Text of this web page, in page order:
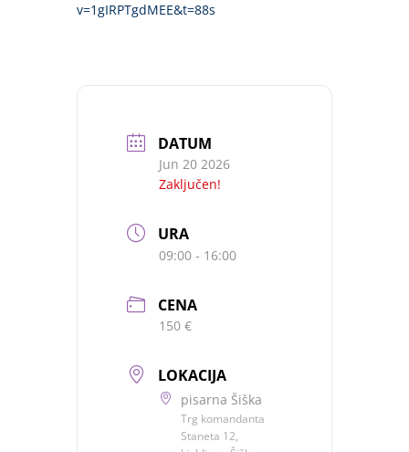
v=1gIRPTgdMEE&t=88s
DATUM
Jun 20 2026
Zaključen!
URA
09:00 - 16:00
CENA
150 €
LOKACIJA
pisarna Šiška
Trg komandanta
Staneta 12,